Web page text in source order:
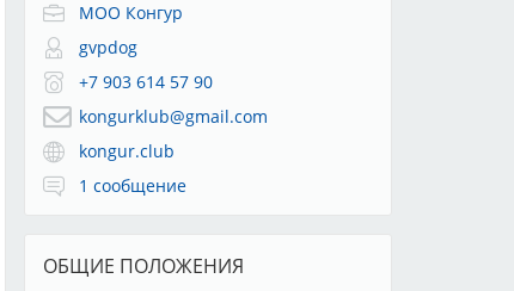
МОО Конгур
gvpdog
+7 903 614 57 90
kongurklub@gmail.com
kongur.club
1 сообщение
ОБЩИЕ ПОЛОЖЕНИЯ